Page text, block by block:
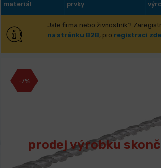
materiál
prvky
Jste firma nebo živnostník?
na stránku B2B, pro registraci zde
Vrták vidiový FESTA
prodej výrobku
-7%